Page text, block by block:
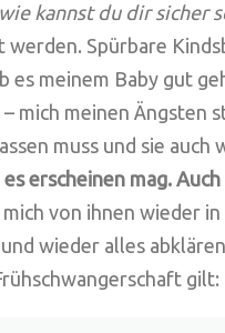
kannst du dir sicher
Spürbare
es meinem Baby gut
mich meinen Ängsten
muss und sie auch
erscheinen mag.
von ihnen wieder in
wieder alles
gilt: